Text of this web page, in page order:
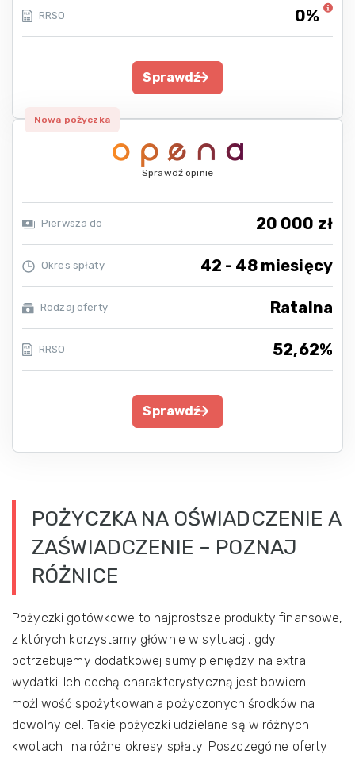
RRSO 0%
Sprawdź
Nowa pożyczka
Sprawdź opinie
Pierwsza do 20 000 zł
Okres spłaty 42 - 48 miesięcy
Rodzaj oferty Ratalna
RRSO 52,62%
Sprawdź
POŻYCZKA NA OŚWIADCZENIE A
ZAŚWIADCZENIE – POZNAJ
RÓŻNICE
Pożyczki gotówkowe to najprostsze produkty finansowe,
z których korzystamy głównie w sytuacji, gdy
potrzebujemy dodatkowej sumy pieniędzy na extra
wydatki. Ich cechą charakterystyczną jest bowiem
możliwość spożytkowania pożyczonych środków na
dowolny cel. Takie pożyczki udzielane są w różnych
kwotach i na różne okresy spłaty. Poszczególne oferty